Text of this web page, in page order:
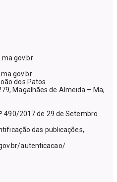
dos Patos
Magalhães de Almeida – Ma,
490/2017 de 29 de Setembro
das publicações,
autenticacao/